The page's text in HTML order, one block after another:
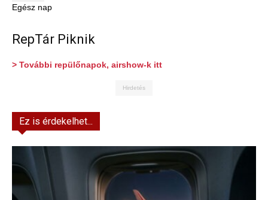
Egész nap
RepTár Piknik
> További repülőnapok, airshow-k itt
Hirdetés
Ez is érdekelhet...